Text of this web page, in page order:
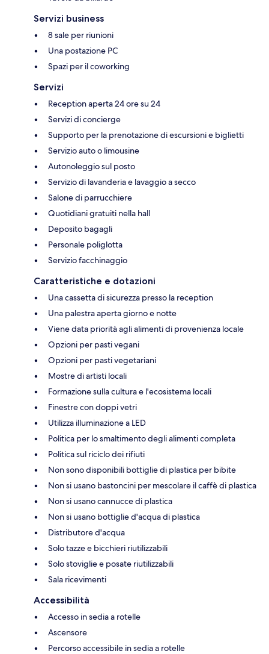
Servizi business
8 sale per riunioni
Una postazione PC
Spazi per il coworking
Servizi
Reception aperta 24 ore su 24
Servizi di concierge
Supporto per la prenotazione di escursioni e biglietti
Servizio auto o limousine
Autonoleggio sul posto
Servizio di lavanderia e lavaggio a secco
Salone di parrucchiere
Quotidiani gratuiti nella hall
Deposito bagagli
Personale poliglotta
Servizio facchinaggio
Caratteristiche e dotazioni
Una cassetta di sicurezza presso la reception
Una palestra aperta giorno e notte
Viene data priorità agli alimenti di provenienza locale
Opzioni per pasti vegani
Opzioni per pasti vegetariani
Mostre di artisti locali
Formazione sulla cultura e l'ecosistema locali
Finestre con doppi vetri
Utilizza illuminazione a LED
Politica per lo smaltimento degli alimenti completa
Politica sul riciclo dei rifiuti
Non sono disponibili bottiglie di plastica per bibite
Non si usano bastoncini per mescolare il caffè di plastica
Non si usano cannucce di plastica
Non si usano bottiglie d'acqua di plastica
Distributore d'acqua
Solo tazze e bicchieri riutilizzabili
Solo stoviglie e posate riutilizzabili
Sala ricevimenti
Accessibilità
Accesso in sedia a rotelle
Ascensore
Percorso accessibile in sedia a rotelle